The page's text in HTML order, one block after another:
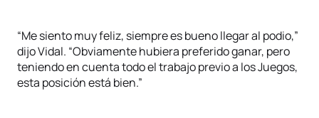
“Me siento muy feliz, siempre es bueno llegar al podio,”
dijo Vidal. “Obviamente hubiera preferido ganar, pero
teniendo en cuenta todo el trabajo previo a los Juegos,
esta posición está bien.”